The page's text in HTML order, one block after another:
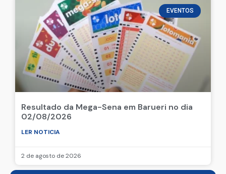
EVENTOS
Resultado da Mega-Sena em Barueri no dia
02/08/2026
LER NOTICIA
2 de agosto de 2026